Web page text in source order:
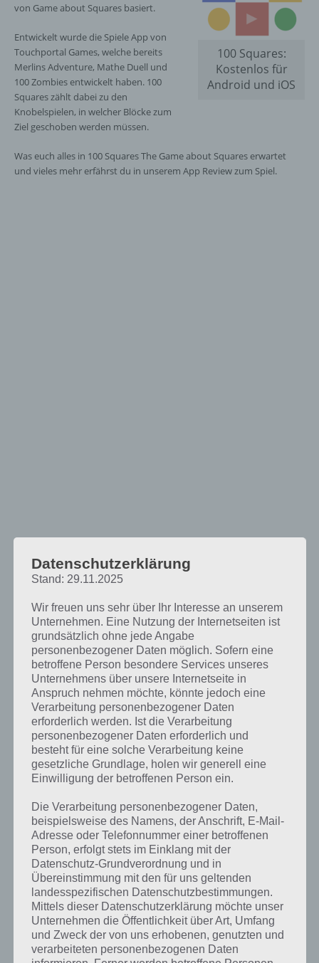
100 Squares:
Kostenlos für
Android und iOS
von Game about Squares basiert.
Entwickelt wurde die Spiele App von
Touchportal Games, welche bereits
Merlins Adventure, Mathe Duell und
100 Zombies entwickelt haben. 100
Squares zählt dabei zu den
Knobelspielen, in welcher Blöcke zum
Ziel geschoben werden müssen.
Was euch alles in 100 Squares The Game about Squares erwartet
und vieles mehr erfährst du in unserem App Review zum Spiel.
100 Squares
Screenshot zur
App
Bei 100 Squares handelt es sich um ein
Durch geschicktes Verschieben müsst ihr
erreichen, dass die Quadrate ans Ziel
kommen. Dabei blicken diese immer nur in
eine Richtung, können auf bestimmten
Feldern aber ihre Richtung ändern.
Ansonsten müssen sich die Objekte
gegenseitig verschieben, was teilweise recht
knifflig sein kann, wenn drei oder vier Blöcke
zur Verfügung stehen. Die grauen
Gehirnzellen kommen hier also richtig zum
Arbeiten.
Zahlreiche Level, unterschiedliche
Schwierigkeitsgrade
Mit derzeit 25 Level solltet ihr bei 100 Squares einige Zeit beschäftigt
sein. Durch Updates sollen weitere Level folgen. Außerdem werden
auch Sterne Bewertungen eingeführt. Nur wer mit so wenig Zügen
wie möglich die Level löst, kann sich drei Sterne verdienen. Teilweise
liefern auch die Level Lösungen nicht die drei Sterne, welche es zum
Teil zu erreichen gilt.
Datenschutzerklärung
Stand: 29.11.2025
Wir freuen uns sehr über Ihr Interesse an unserem
Unternehmen. Eine Nutzung der Internetseiten ist
grundsätzlich ohne jede Angabe
personenbezogener Daten möglich. Sofern eine
betroffene Person besondere Services unseres
Unternehmens über unsere Internetseite in
Anspruch nehmen möchte, könnte jedoch eine
Verarbeitung personenbezogener Daten
erforderlich werden. Ist die Verarbeitung
personenbezogener Daten erforderlich und
besteht für eine solche Verarbeitung keine
gesetzliche Grundlage, holen wir generell eine
Einwilligung der betroffenen Person ein.
Die Verarbeitung personenbezogener Daten,
beispielsweise des Namens, der Anschrift, E-Mail-
Adresse oder Telefonnummer einer betroffenen
Person, erfolgt stets im Einklang mit der
Datenschutz-Grundverordnung und in
Übereinstimmung mit den für uns geltenden
landesspezifischen Datenschutzbestimmungen.
Mittels dieser Datenschutzerklärung möchte unser
Unternehmen die Öffentlichkeit über Art, Umfang
und Zweck der von uns erhobenen, genutzten und
verarbeiteten personenbezogenen Daten